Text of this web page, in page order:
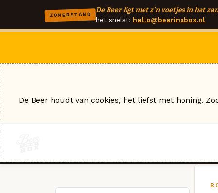
ZOMERSTAND
De Beer ligt met z'n voetjes in het
het snelst: hello@beerinabox.nl
De Beer houdt van cookies, het liefst met honing.